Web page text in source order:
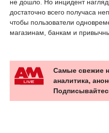
не дошло. Но инцидент
достаточно всего получаса
чтобы пользователи
магазинам, банкам и
Самые свежие
аналитика,